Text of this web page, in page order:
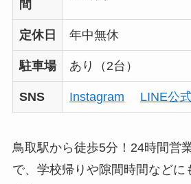
間
定休日 年中無休
駐車場 あり（2台）
SNS Instagram LINE公
鳥取駅から徒歩5分！24時間営
で、学校帰りや隙間時間などに